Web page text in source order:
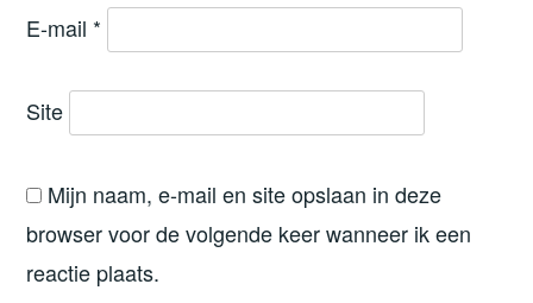
E-mail *
Site
Mijn naam, e-mail en site opslaan in deze
browser voor de volgende keer wanneer ik een
reactie plaats.